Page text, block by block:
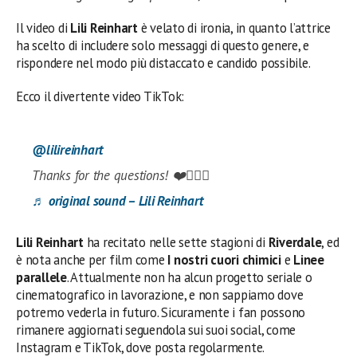
Il video di Lili Reinhartè velato di ironia, in quanto l’attrice
ha scelto di includere solo messaggi di questo genere, e
rispondere nel modo più distaccato e candido possibile.
Ecco il divertente video TikTok:
@lilireinhart
Thanks for the questions! ❤️🙆🏼‍♀️
♬ original sound – Lili Reinhart
Lili Reinhartha recitato nelle sette stagioni di Riverdale, ed
è nota anche per film come I nostri cuori chimicie Linee
parallele. Attualmente non ha alcun progetto seriale o
cinematografico in lavorazione, e non sappiamo dove
potremo vederla in futuro. Sicuramente i fan possono
rimanere aggiornati seguendola sui suoi social, come
Instagram e TikTok, dove posta regolarmente.